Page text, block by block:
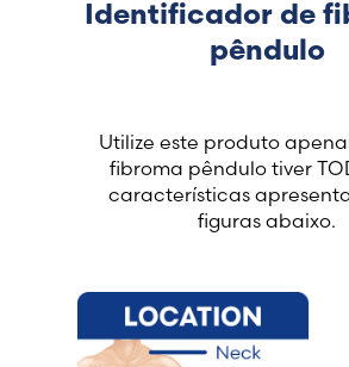
Identificador de
pêndulo
Utilize este produto
fibroma pêndulo tiver
características
figuras abaixo.